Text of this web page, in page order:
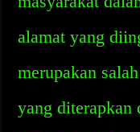
alamat yang
merupakan
yang